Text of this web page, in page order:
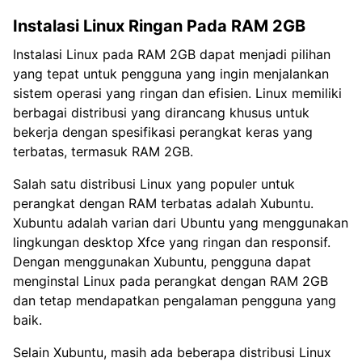
Instalasi Linux Ringan Pada RAM 2GB
Instalasi Linux pada RAM 2GB dapat menjadi pilihan
yang tepat untuk pengguna yang ingin menjalankan
sistem operasi yang ringan dan efisien. Linux memiliki
berbagai distribusi yang dirancang khusus untuk
bekerja dengan spesifikasi perangkat keras yang
terbatas, termasuk RAM 2GB.
Salah satu distribusi Linux yang populer untuk
perangkat dengan RAM terbatas adalah Xubuntu.
Xubuntu adalah varian dari Ubuntu yang menggunakan
lingkungan desktop Xfce yang ringan dan responsif.
Dengan menggunakan Xubuntu, pengguna dapat
menginstal Linux pada perangkat dengan RAM 2GB
dan tetap mendapatkan pengalaman pengguna yang
baik.
Selain Xubuntu, masih ada beberapa distribusi Linux